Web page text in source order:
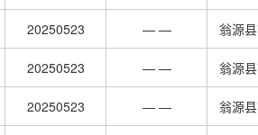
20250523 — — 翁源
20250523 — — 翁源
20250523 — — 翁源